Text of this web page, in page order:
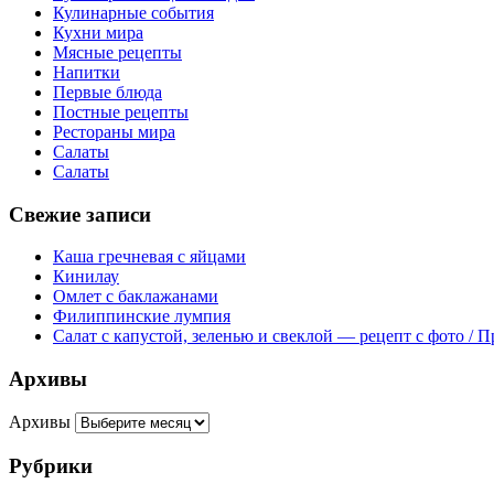
Кулинарные события
Кухни мира
Мясные рецепты
Напитки
Первые блюда
Постные рецепты
Рестораны мира
Салаты
Салаты
Свежие записи
Каша гречневая с яйцами
Кинилау
Омлет с баклажанами
Филиппинские лумпия
Салат с капустой, зеленью и свеклой — рецепт с фото /
Архивы
Архивы
Рубрики